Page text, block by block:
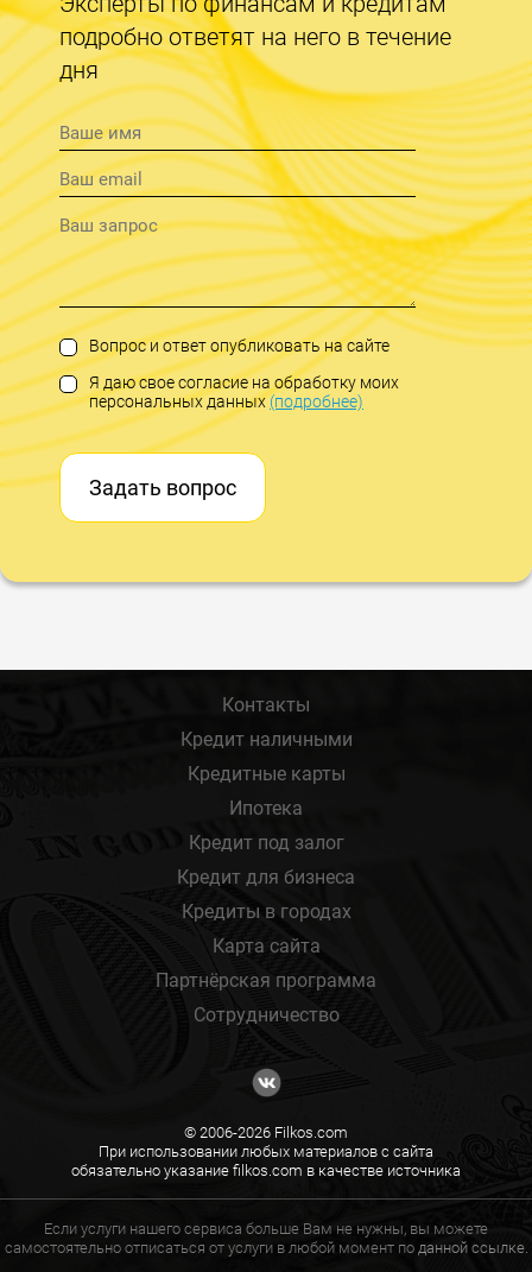
подробно ответят на него в течение
дня
Вопрос и ответ опубликовать на сайте
Я даю свое согласие на обработку моих
персональных данных(подробнее)
Задать вопрос
Контакты
Кредит наличными
Кредитные карты
Ипотека
Кредит под залог
Кредит для бизнеса
Кредиты в городах
Карта сайта
Партнёрская программа
Сотрудничество
© 2006-2026 Filkos.com
При использовании любых материалов с сайта
обязательно указание filkos.com в качестве источника
Если услуги нашего сервиса больше Вам не нужны, вы можете
самостоятельно отписаться от услуги в любой момент по данной ссылке.